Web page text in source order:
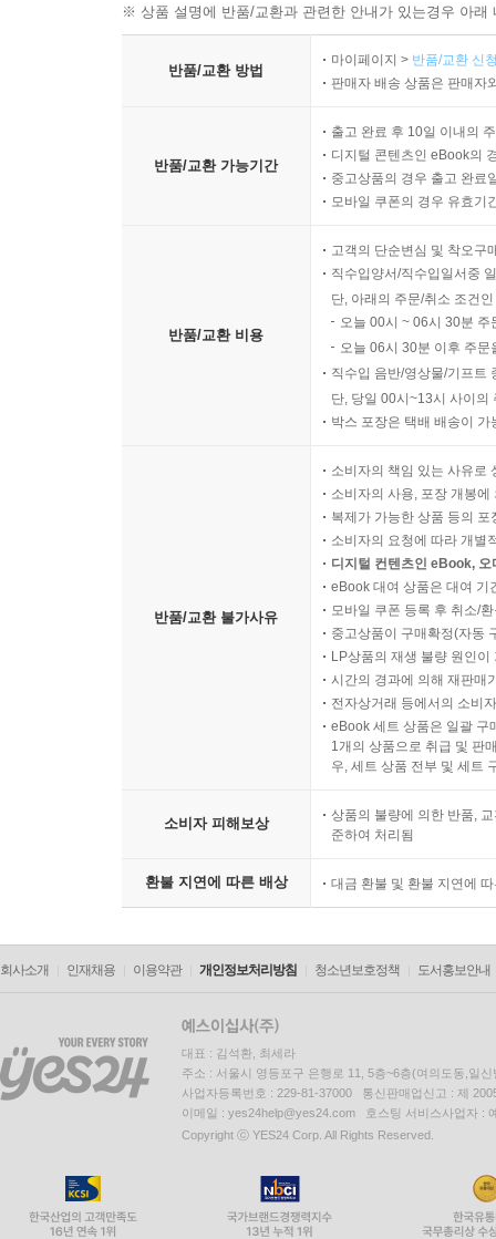
※ 상품 설명에 반품/교환과 관련한 안내가 있는경우 아
반품/교환 방법
마이페이지 > 반품/교환 신
판매자 배송 상품은 판매자
반품/교환 가능기간
출고 완료 후 10일 이내의
디지털 콘텐츠인 eBook의
중고상품의 경우 출고 완료
모바일 쿠폰의 경우 유효기
반품/교환 비용
고객의 단순변심 및 착오구
직수입양서/직수입일서중
단, 아래의 주문/취소 조건
오늘 00시 ~ 06시 30분
오늘 06시 30분 이후 주
직수입 음반/영상물/기프트
단, 당일 00시~13시 사이의
박스 포장은 택배 배송이
반품/교환 불가사유
소비자의 책임 있는 사유로
소비자의 사용, 포장 개봉
복제가 가능한 상품 등의
소비자의 요청에 따라 개별
디지털 컨텐츠인 eBook,
eBook 대여 상품은 대여 기
모바일 쿠폰 등록 후 취소/
중고상품이 구매확정(자동
LP상품의 재생 불량 원인
시간의 경과에 의해 재판매
전자상거래 등에서의 소비
eBook 세트 상품은 일괄 구
1개의 상품으로 취급 및 판
우, 세트 상품 전부 및 세트
소비자 피해보상
상품의 불량에 의한 반품,
준하여 처리됨
환불 지연에 따른 배상 대금 환불 및 환불 지연에
회사소개 인재채용 이용약관 개인정보처리방침 청소년보호정책 도서홍보안내
대표 : 김석환, 최세라
주소 : 서울시 영등포구 은행로 11, 5층~6층(여의도동,일신
사업자등록번호 : 229-81-37000 통신판매업신고 : 제
이메일 : yes24help@yes24.com 호스팅 서비스사업자 :
Copyright ⓒ YES24 Corp. All Rights Reserved.